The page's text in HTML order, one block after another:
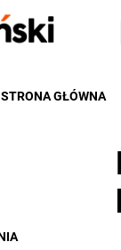
STRONA GŁÓWNA